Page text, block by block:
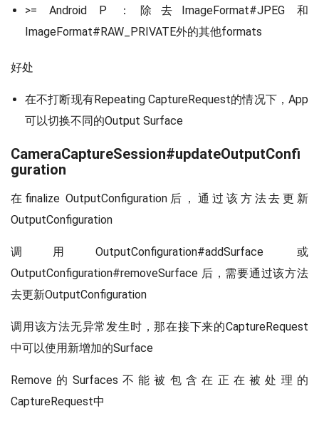
>= Android P ：除去ImageFormat#JPEG 和
ImageFormat#RAW_PRIVATE外的其他formats
好处
在不打断现有Repeating CaptureRequest的情况下，App
可以切换不同的Output Surface
CameraCaptureSession#updateOutputConfi
guration
在finalize OutputConfiguration后，通过该方法去更新
OutputConfiguration
调用OutputConfiguration#addSurface 或
OutputConfiguration#removeSurface 后，需要通过该方法
去更新OutputConfiguration
调用该方法无异常发生时，那在接下来的CaptureRequest
中可以使用新增加的Surface
Remove的Surfaces不能被包含在正在被处理的
CaptureRequest中